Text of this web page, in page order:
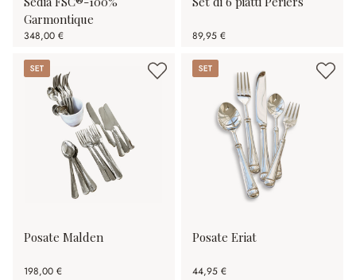
Garmontique
348,00 € 89,95 €
Set
Posate Malden
198,00 €
Set
Posate Eriat
44,95 €